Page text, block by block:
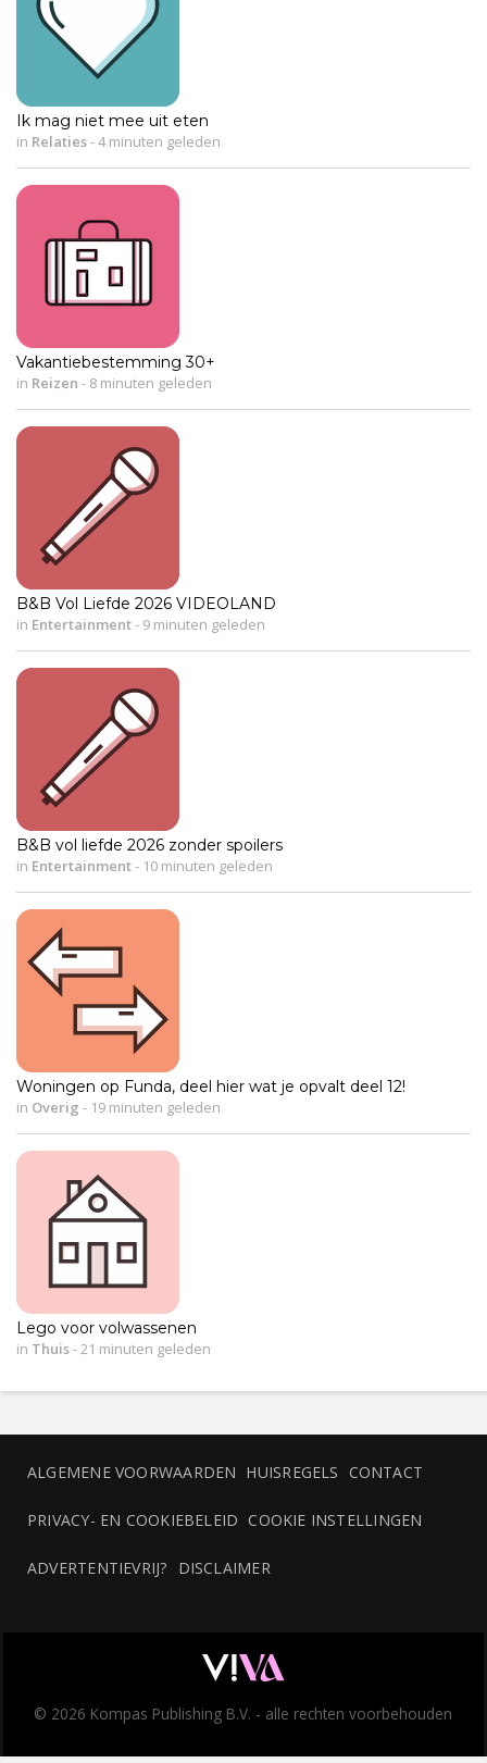
Ik mag niet mee uit eten
in Relaties-4 minuten geleden
Vakantiebestemming 30+
in Reizen - 8 minuten geleden
B&B Vol Liefde 2026 VIDEOLAND
in Entertainment- 9 minuten geleden
B&B vol liefde 2026 zonder spoilers
in Entertainment- 10 minuten geleden
Woningen op Funda, deel hier wat je opvalt deel 12!
in Overig - 19 minuten geleden
Lego voor volwassenen
in Thuis-21 minuten geleden
ALGEMENE VOORWAARDEN HUISREGELS CONTACT
PRIVACY- EN COOKIEBELEID COOKIE INSTELLINGEN
ADVERTENTIEVRIJ? DISCLAIMER
© 2026 Kompas Publishing B.V. - alle rechten voorbehouden